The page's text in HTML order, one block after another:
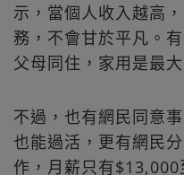
示，當個人收入越高
務，不會甘於平凡。
父母同住，家用是最大
不過，也有網民同意
也能過活，更有網民
作，月薪只有